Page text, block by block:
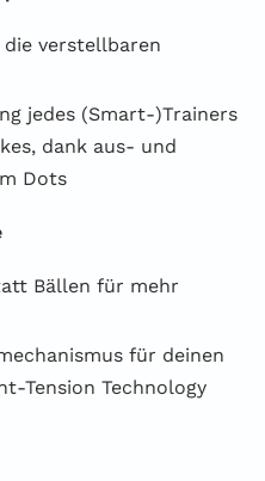
verstellbaren
jedes (Smart-)Trainers
dank aus- und
Dots
Bällen für mehr
für deinen
Tension Technology